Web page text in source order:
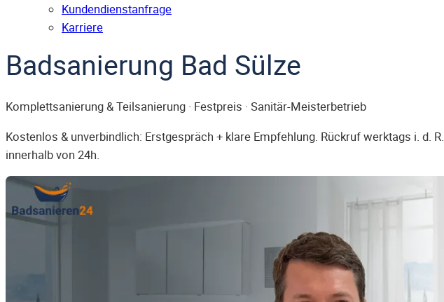
Kunden­dienst­anfrage
Karriere
Badsanierung Bad Sülze
Komplettsanierung & Teilsanierung · Festpreis · Sanitär-Meisterbetrieb
Kostenlos & unverbindlich: Erstgespräch + klare Empfehlung. Rückruf werktags i. d. R.
innerhalb von 24h.